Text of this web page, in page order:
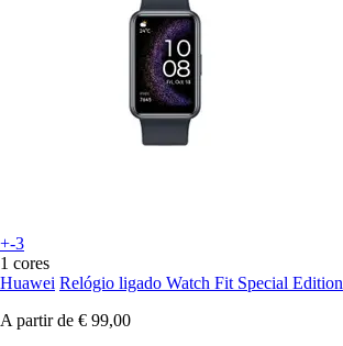
+-3
1 cores
Huawei Relógio ligado Watch Fit Special Edition
A partir de € 99,00